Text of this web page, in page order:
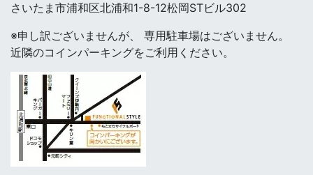
さいたま市浦和区北浦和1-8-12松岡STビル302
※申し訳ございませんが、 専用駐車場はございません。
近隣のコインパーキングをご利用ください。